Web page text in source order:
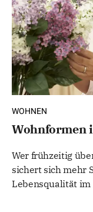
WOHNEN
Wohnformen
Wer frühzeitig
sichert sich mehr
Lebensqualität im